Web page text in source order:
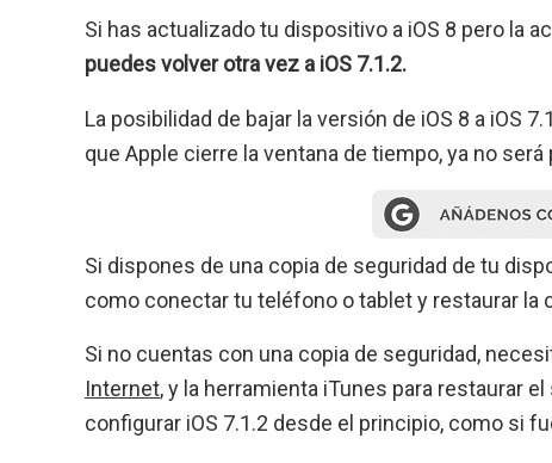
Si has actualizado tu dispositivo a iOS 8 pero la
puedes volver otra vez a iOS 7.1.2.
La posibilidad de bajar la versión de iOS 8 a iOS
que Apple cierre la ventana de tiempo, ya no
Si dispones de una copia de seguridad de tu
como conectar tu teléfono o tablet y restaurar la
Si no cuentas con una copia de seguridad,
Internet, y la herramienta iTunes para restaurar
configurar iOS 7.1.2 desde el principio, como si